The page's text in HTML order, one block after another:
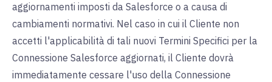
aggiornamenti imposti da Salesforce o a causa di
cambiamenti normativi. Nel caso in cui il Cliente non
accetti l'applicabilità di tali nuovi Termini Specifici per la
Connessione Salesforce aggiornati, il Cliente dovrà
immediatamente cessare l'uso della Connessione